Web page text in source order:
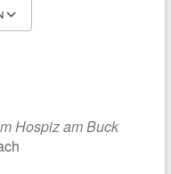
Hospiz am Buck